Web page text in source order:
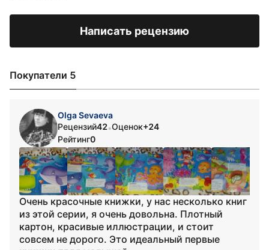
Написать рецензию
Покупатели 5
Olga Sevaeva
Рецензий42•Оценок+24
Рейтинг0
Очень красочные книжки, у нас несколько книг
из этой серии, я очень довольна. Плотный
картон, красивые иллюстрации, и стоит
совсем не дорого. Это идеальный первые